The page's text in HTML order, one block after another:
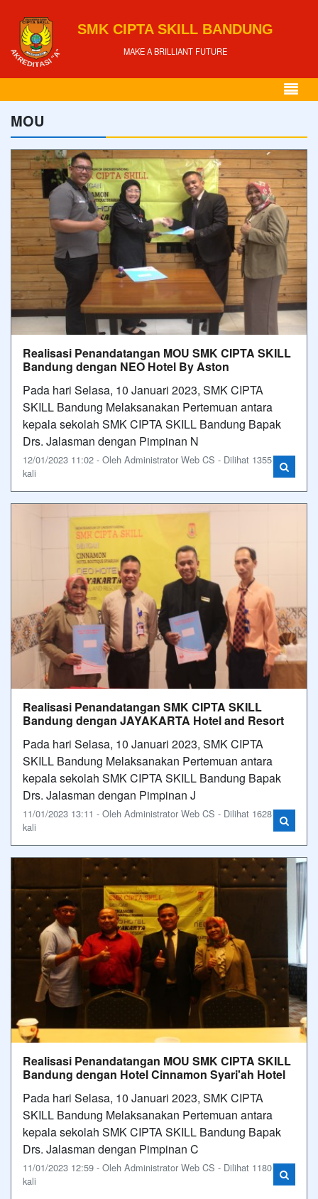
SMK CIPTA SKILL BANDUNG
MAKE A BRILLIANT FUTURE
MOU
Realisasi Penandatangan MOU SMK CIPTA SKILL
Bandung dengan NEO Hotel By Aston
Pada hari Selasa, 10 Januari 2023, SMK CIPTA
SKILL Bandung Melaksanakan Pertemuan antara
kepala sekolah SMK CIPTA SKILL Bandung Bapak
Drs. Jalasman dengan Pimpinan N
12/01/2023 11:02 - Oleh Administrator Web CS - Dilihat 1355
kali
Realisasi Penandatangan SMK CIPTA SKILL
Bandung dengan JAYAKARTA Hotel and Resort
Pada hari Selasa, 10 Januari 2023, SMK CIPTA
SKILL Bandung Melaksanakan Pertemuan antara
kepala sekolah SMK CIPTA SKILL Bandung Bapak
Drs. Jalasman dengan Pimpinan J
11/01/2023 13:11 - Oleh Administrator Web CS - Dilihat 1628
kali
Realisasi Penandatangan MOU SMK CIPTA SKILL
Bandung dengan Hotel Cinnamon Syari'ah Hotel
Pada hari Selasa, 10 Januari 2023, SMK CIPTA
SKILL Bandung Melaksanakan Pertemuan antara
kepala sekolah SMK CIPTA SKILL Bandung Bapak
Drs. Jalasman dengan Pimpinan C
11/01/2023 12:59 - Oleh Administrator Web CS - Dilihat 1180
kali